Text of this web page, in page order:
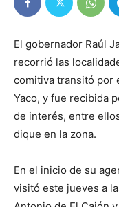
El gobernador Raúl
recorrió las
comitiva transitó por
Yaco, y fue recibida
de interés, entre
dique en la zona.
En el inicio de su
visitó este jueves a